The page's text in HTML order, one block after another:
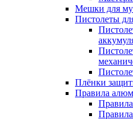
Мешки для
Пистолеты
Плёнки
Правила